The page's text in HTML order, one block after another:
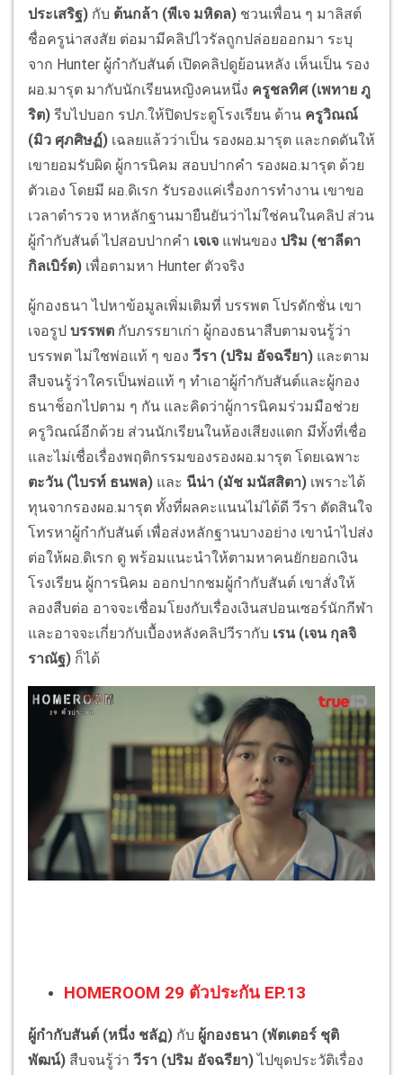
ประเสริฐ) กับ ต้นกล้า (พีเจ มหิดล) ชวนเพื่อน ๆ มาลิสต์
ชื่อครูน่าสงสัย ต่อมามีคลิปไวรัลถูกปล่อยออกมา ระบุ
จาก Hunter ผู้กำกับสันต์ เปิดคลิปดูย้อนหลัง เห็นเป็น รอง
ผอ.มารุต มากับนักเรียนหญิงคนหนึ่ง ครูชลทิศ (เพทาย ภู
ริต) รีบไปบอก รปภ.ให้ปิดประตูโรงเรียน ด้าน ครูวิณณ์
(มิว ศุภศิษฏ์) เฉลยแล้วว่าเป็น รองผอ.มารุต และกดดันให้
เขายอมรับผิด ผู้การนิคม สอบปากคำ รองผอ.มารุต ด้วย
ตัวเอง โดยมี ผอ.ดิเรก รับรองแค่เรื่องการทำงาน เขาขอ
เวลาตำรวจ หาหลักฐานมายืนยันว่าไม่ใช่คนในคลิป ส่วน
ผู้กำกับสันต์ ไปสอบปากคำ เจเจ แฟนของ ปริม (ชาลีดา
กิลเบิร์ต) เพื่อตามหา Hunter ตัวจริง
ผู้กองธนา ไปหาข้อมูลเพิ่มเติมที่ บรรพต โปรดักชั่น เขา
เจอรูป บรรพต กับภรรยาเก่า ผู้กองธนาสืบตามจนรู้ว่า
บรรพต ไม่ใชพ่อแท้ ๆ ของ วีรา (ปริม อัจฉรียา) และตาม
สืบจนรู้ว่าใครเป็นพ่อแท้ ๆ ทำเอาผู้กำกับสันต์และผู้กอง
ธนาช็อกไปตาม ๆ กัน และคิดว่าผู้การนิคมร่วมมือช่วย
ครูวิณณ์อีกด้วย ส่วนนักเรียนในห้องเสียงแตก มีทั้งที่เชื่อ
และไม่เชื่อเรื่องพฤติกรรมของรองผอ.มารุต โดยเฉพาะ
ตะวัน (ไบรท์ ธนพล) และ นีน่า (มัช มนัสสิตา) เพราะได้
ทุนจากรองผอ.มารุต ทั้งที่ผลคะแนนไม่ได้ดี วีรา ตัดสินใจ
โทรหาผู้กำกับสันต์ เพื่อส่งหลักฐานบางอย่าง เขานำไปส่ง
ต่อให้ผอ.ดิเรก ดู พร้อมแนะนำให้ตามหาคนยักยอกเงิน
โรงเรียน ผู้การนิคม ออกปากชมผู้กำกับสันต์ เขาสั่งให้
ลองสืบต่อ อาจจะเชื่อมโยงกับเรื่องเงินสปอนเซอร์นักกีฬา
และอาจจะเกี่ยวกับเบื้องหลังคลิปวีรากับ เรน (เจน กุลจิ
ราณัฐ) ก็ได้
HOMEROOM 29 ตัวประกัน EP.13
ผู้กำกับสันต์ (หนึ่ง ชลัฏ) กับ ผู้กองธนา (พัตเตอร์ ชุติ
พัฒน์) สืบจนรู้ว่า วีรา (ปริม อัจฉรียา)ไปขุดประวัติเรื่อง